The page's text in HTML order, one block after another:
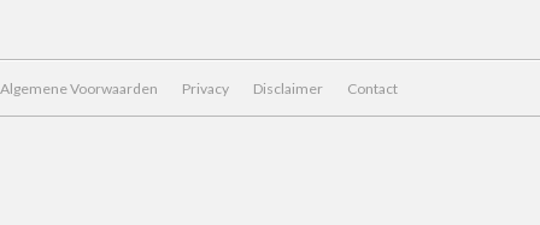
Algemene Voorwaarden Privacy Disclaimer Contact